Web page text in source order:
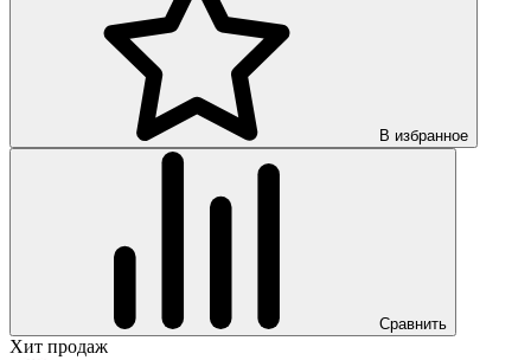
В избранное
Сравнить
Хит продаж